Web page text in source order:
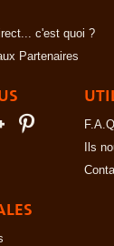
c'est quoi ?
Partenaires
F.A.Q
Ils